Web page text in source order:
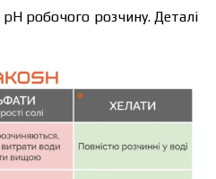
робочого розчину. Деталі